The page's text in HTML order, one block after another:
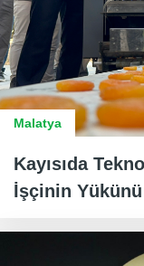
Malatya
Kayısıda
İşçinin